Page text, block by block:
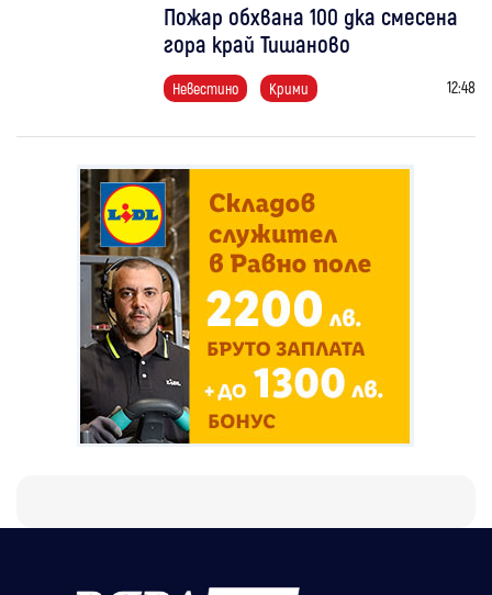
Пожар обхвана 100 дка смесена
гора край Тишаново
Невестино Крими 12:48